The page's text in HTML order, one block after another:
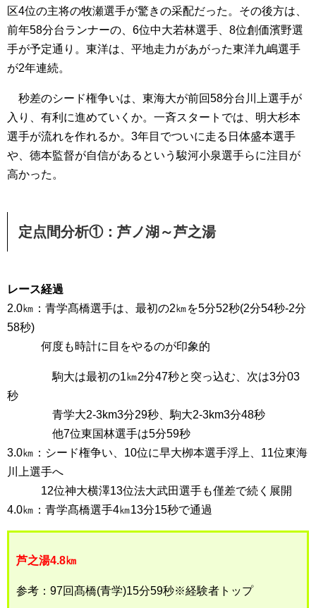
区4位の主将の牧瀬選手が驚きの采配だった。その後方は、
前年58分台ランナーの、6位中大若林選手、8位創価濱野選
手が予定通り。東洋は、平地走力があがった東洋九嶋選手
が2年連続。
秒差のシード権争いは、東海大が前回58分台川上選手が
入り、有利に進めていくか。一斉スタートでは、明大杉本
選手が流れを作れるか。3年目でついに走る日体盛本選手
や、徳本監督が自信があるという駿河小泉選手らに注目が
高かった。
定点間分析①：芦ノ湖～芦之湯
レース経過
2.0㎞：青学髙橋選手は、最初の2㎞を5分52秒(2分54秒-2分
58秒)
何度も時計に目をやるのが印象的
駒大は最初の1㎞2分47秒と突っ込む、次は3分03
秒
青学大2-3km3分29秒、駒大2-3km3分48秒
他7位東国林選手は5分59秒
3.0㎞：シード権争い、10位に早大栁本選手浮上、11位東海
川上選手へ
12位神大横澤13位法大武田選手も僅差で続く展開
4.0㎞：青学髙橋選手4㎞13分15秒で通過
芦之湯4.8㎞
参考：97回髙橋(青学)15分59秒※経験者トップ